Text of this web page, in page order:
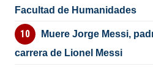
Facultad de Humanidades
Muere Jorge Messi,
carrera de Lionel Messi